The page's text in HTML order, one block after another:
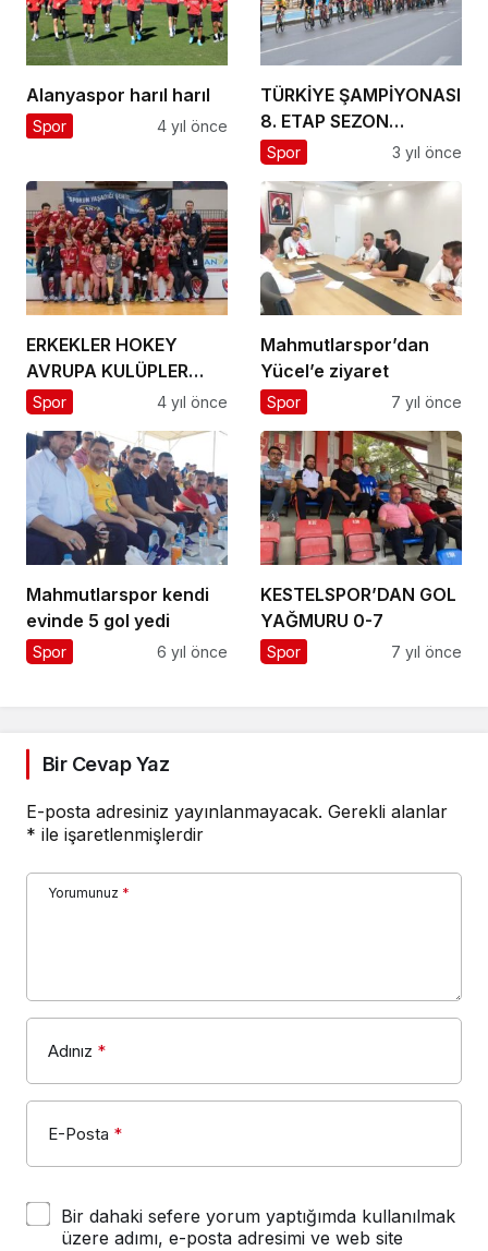
Alanyaspor harıl harıl
Spor 4 yıl önce
TÜRKİYE ŞAMPİYONASI
8. ETAP SEZON
KAPANIŞ YOL BİSİKLET
Spor 3 yıl önce
ERKEKLER HOKEY
AVRUPA KULÜPLER
ŞAMPİYONU
ELEKTROSTAL TAKIMI
Spor 4 yıl önce
Mahmutlarspor’dan
Yücel’e ziyaret
Spor 7 yıl önce
Mahmutlarspor kendi
evinde 5 gol yedi
Spor 6 yıl önce
KESTELSPOR’DAN GOL
YAĞMURU 0-7
Spor 7 yıl önce
Bir Cevap Yaz
E-posta adresiniz yayınlanmayacak. Gerekli alanlar
* ile işaretlenmişlerdir
Yorumunuz *
Adınız *
E-Posta *
Bir dahaki sefere yorum yaptığımda kullanılmak
üzere adımı, e-posta adresimi ve web site